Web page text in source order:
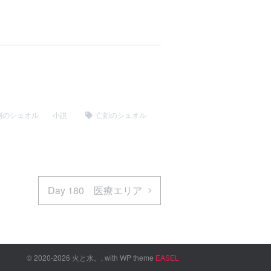
のシェオル 小説 亡刻のシェオル
Day 180 医療エリア
© 2020-2026 火と水。, with WP theme EASEL